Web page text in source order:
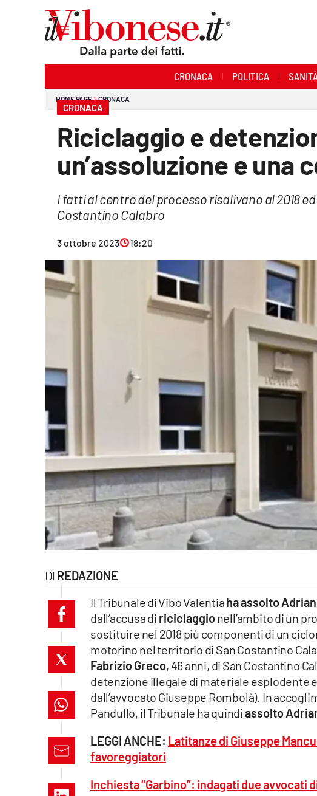
lacitymag.it
cosenzachannel.it
ilvibonese.it
catanzarochannel.it
lacapitalenews.it
CRONACA POLITICA SANITÀ
HOME PAGE CRONACA
CRONACA
Riciclaggio e
un’assoluzione e una
I fatti al centro del processo risalivano al 2018
Costantino Calabro
3 ottobre 2023 18:20
REDAZIONE
Il Tribunale di Vibo Valentiaha assolto
dall’accusa di riciclaggionell’ambito di un
sostituire nel 2018 più componenti di un
motorino nel territorio di San Costantino
Fabrizio Greco, 46 anni, di San Costantino
detenzione illegale di materiale esplodente e
dall’avvocato Giuseppe Rombolà). In
Pandullo, il Tribunale ha quindiassolto
LEGGI ANCHE: Latitanze di Giuseppe
favoreggiatori
Inchiesta “Garbino”: indagati due avvocati